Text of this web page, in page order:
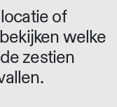
of
welke
zestien